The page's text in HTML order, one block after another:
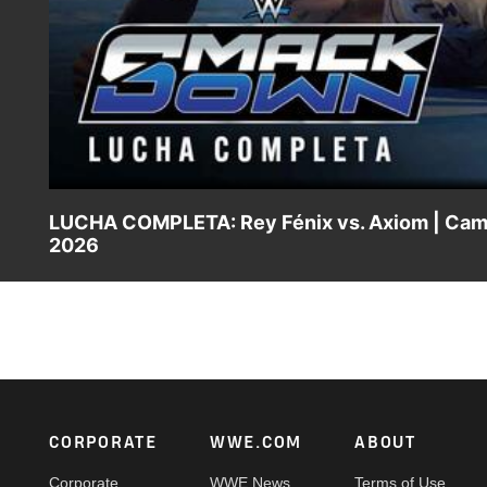
LUCHA COMPLETA: Rey Fénix vs. Axiom |
2026
Footer
CORPORATE
Corporate
WWE.COM
WWE News
ABOUT
Terms of Use